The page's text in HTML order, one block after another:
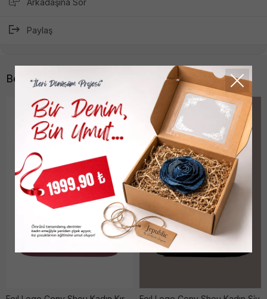
Arkadaşına Sor
Paylaş
Benzer Ürünler